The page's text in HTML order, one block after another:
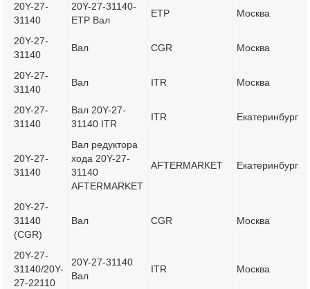
20Y-27-
31140
20Y-27-31140-
ETP Вал
ETP Москва
20Y-27-
31140
Вал CGR Москва
20Y-27-
31140
Вал ITR Москва
20Y-27-
31140
Вал 20Y-27-
31140 ITR
ITR Екатеринбург
20Y-27-
31140
Вал редуктора
хода 20Y-27-
31140
AFTERMARKET
AFTERMARKET Екатеринбург
20Y-27-
31140
(CGR)
Вал CGR Москва
20Y-27-
31140/20Y-
27-22110
20Y-27-31140
Вал
ITR Москва